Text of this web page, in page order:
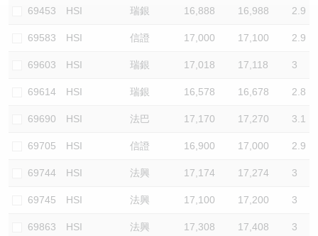
69453 HSI 瑞銀 16,888 16,988 2.9
69583 HSI 信證 17,000 17,100 2.9
69603 HSI 瑞銀 17,018 17,118 3
69614 HSI 瑞銀 16,578 16,678 2.8
69690 HSI 法巴 17,170 17,270 3.1
69705 HSI 信證 16,900 17,000 2.9
69744 HSI 法興 17,174 17,274 3
69745 HSI 法興 17,100 17,200 3
69863 HSI 法興 17,308 17,408 3
認股證文件及公告
牛熊證分析儀
牛熊證文件及公告
牛熊證文件及公告 (瑞信)
AH 股價對照
ADR
收市競價變化